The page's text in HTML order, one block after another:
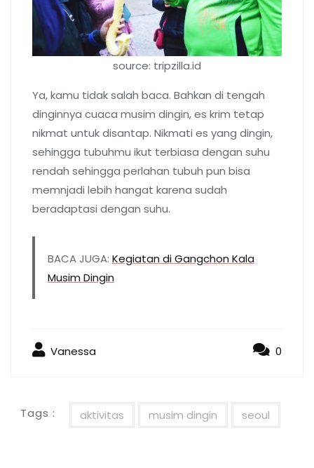
source: tripzilla.id
Ya, kamu tidak salah baca. Bahkan di tengah
dinginnya cuaca musim dingin, es krim tetap
nikmat untuk disantap. Nikmati es yang dingin,
sehingga tubuhmu ikut terbiasa dengan suhu
rendah sehingga perlahan tubuh pun bisa
memnjadi lebih hangat karena sudah
beradaptasi dengan suhu.
BACA JUGA: Kegiatan di Gangchon Kala
Musim Dingin
Vanessa 0
Tags : aktivitas musim dingin seoul